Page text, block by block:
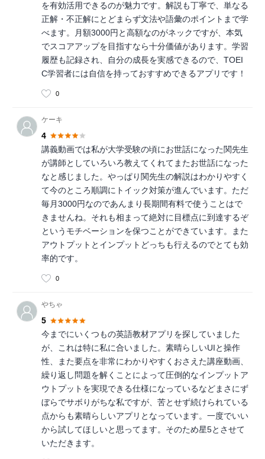
を有効活用できるのが魅力です。解説も丁寧で、単なる
正解・不正解にとどまらず文法や語彙のポイントまで学
べます。月額3000円と高額なのがネックですが、本気
でスコアアップを目指すなら十分価値があります。学習
履歴も記録され、自分の成長を実感できるので、TOEI
C学習者には自信を持っておすすめできるアプリです！
0
ケーキ
4
講義動画では私が大学受験の頃にお世話になった関先生
が講師としていろいろ教えてくれてまたお世話になった
なと感じました。やっぱり関先生の解説はわかりやすく
て今のところ順調にトイック対策が進んでいます。ただ
毎月3000円なのであんまり長期間有料で使うことはで
きませんね。それも相まって絶対に目標点に到達するぞ
というモチベーションを保つことができています。また
アウトプットとインプットどっちも行えるのでとても効
率的です。
0
やちゃ
5
今までにいくつもの英語教材アプリを探していました
が、これは特に私に合いました。素晴らしいUIと操作
性、また要点を非常にわかりやすくおさえた講座動画、
繰り返し問題を解くことによって圧倒的なインプットア
ウトプットを実現できる仕様になっているなどまさにず
ぼらでサボりがちな私ですが、苦とせず続けられている
点からも素晴らしいアプリとなっています。一度でいい
から試してほしいと思ってます。そのため星5とさせて
いただきます。